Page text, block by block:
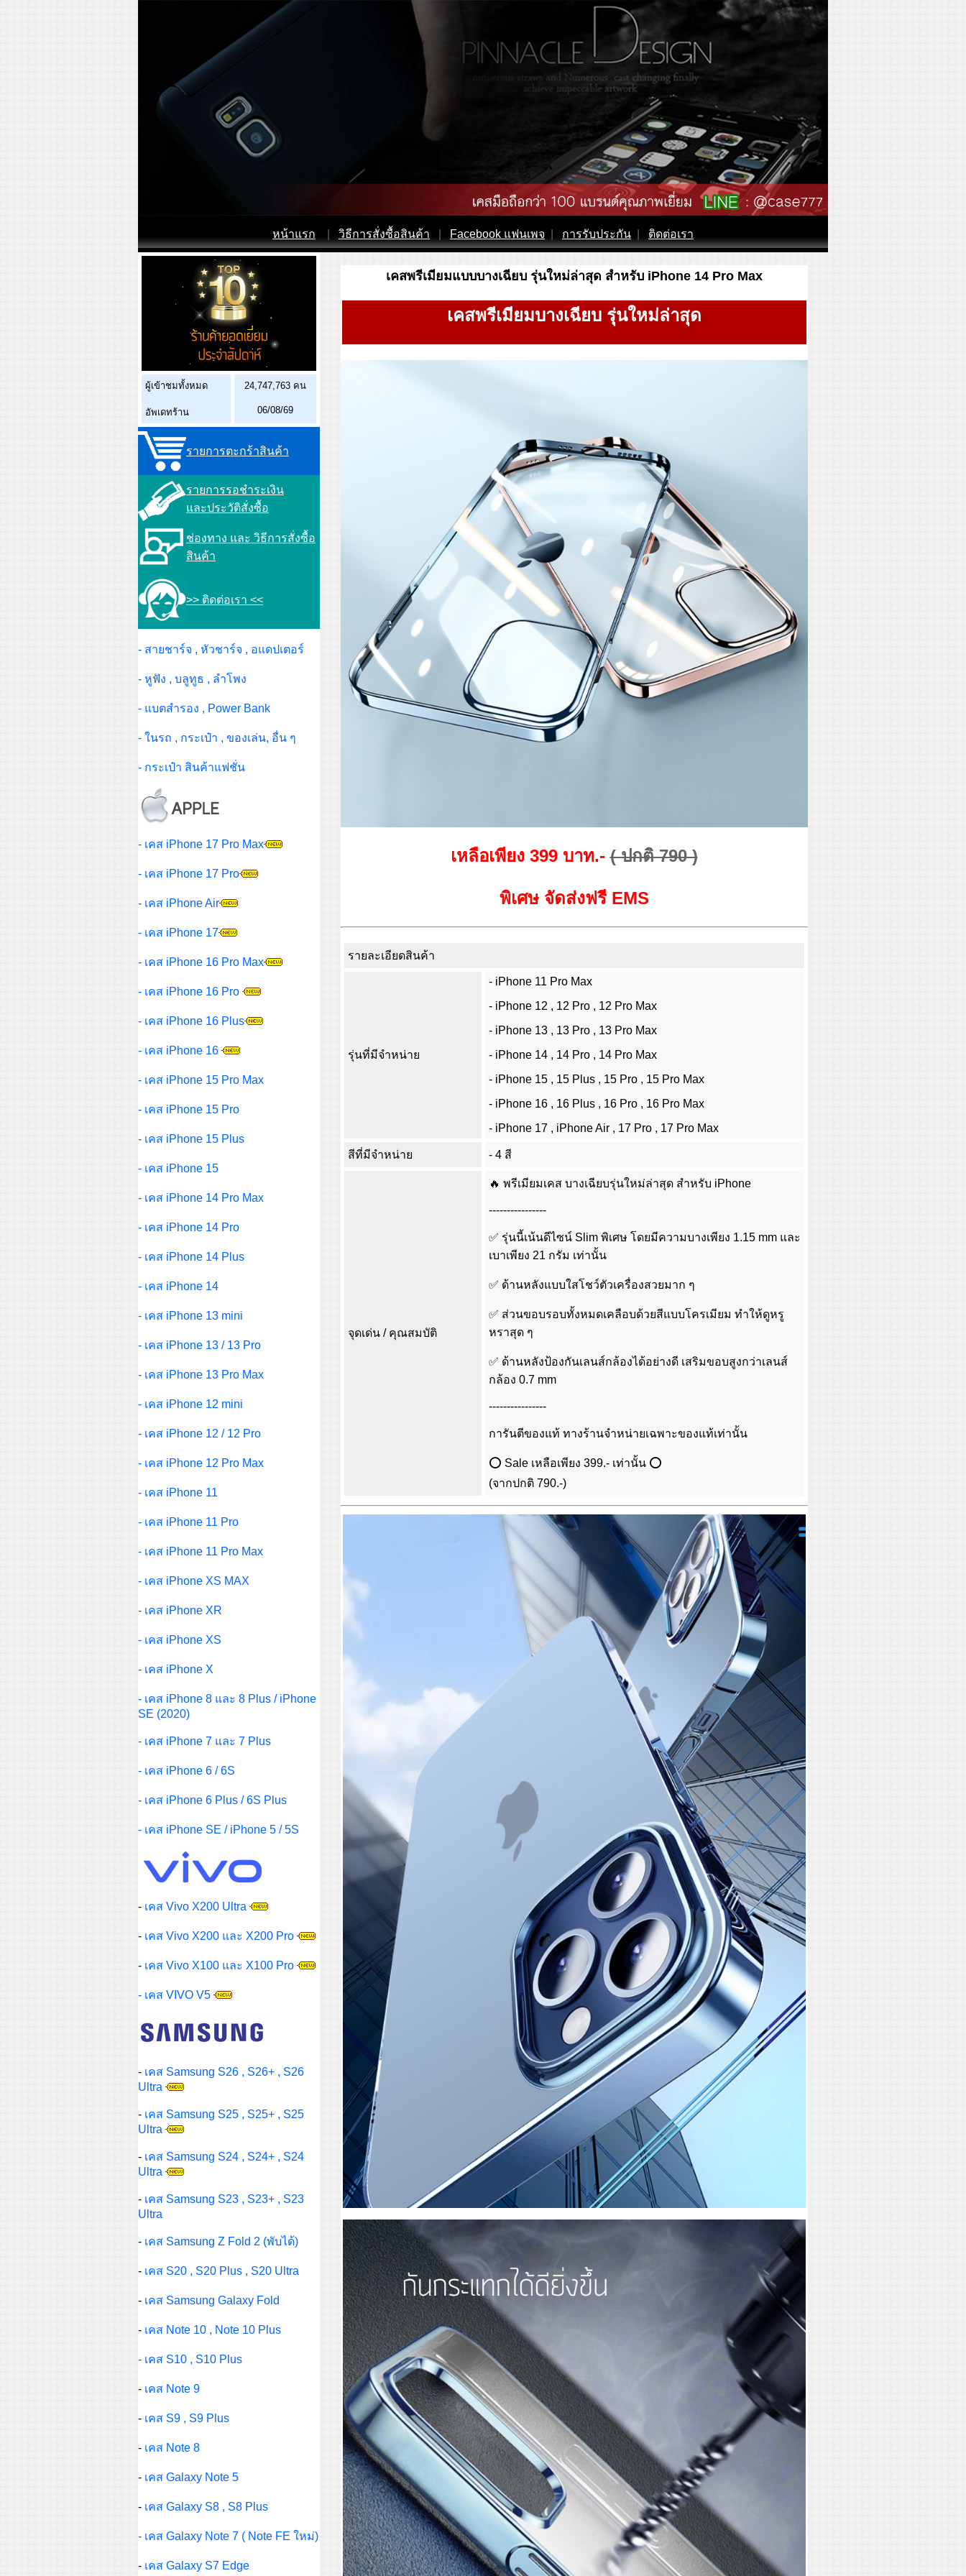
หน้าแรก วิธีการสั่งซื้อสินค้า Facebook แฟนเพจ การรับประกัน ติดต่อเรา
ผู้เข้าชมทั้งหมด
อัพเดทร้าน
24,747,763 คน
06/08/69
รายการตะกร้าสินค้า
รายการรอชำระเงิน
และประวัติสั่งซื้อ
ช่องทาง และ วิธีการสั่งซื้อ
สินค้า
>> ติดต่อเรา <<
- สายชาร์จ , หัวชาร์จ , อแดปเตอร์
- หูฟัง , บลูทูธ , ลำโพง
- แบตสำรอง , Power Bank
- ในรถ , กระเป๋า , ของเล่น, อื่น ๆ
- กระเป๋า สินค้าแฟชั่น
- เคส iPhone 17 Pro Max
- เคส iPhone 17 Pro
- เคส iPhone Air
- เคส iPhone 17
- เคส iPhone 16 Pro Max
- เคส iPhone 16 Pro
- เคส iPhone 16 Plus
- เคส iPhone 16
- เคส iPhone 15 Pro Max
- เคส iPhone 15 Pro
- เคส iPhone 15 Plus
- เคส iPhone 15
- เคส iPhone 14 Pro Max
- เคส iPhone 14 Pro
- เคส iPhone 14 Plus
- เคส iPhone 14
- เคส iPhone 13 mini
- เคส iPhone 13 / 13 Pro
- เคส iPhone 13 Pro Max
- เคส iPhone 12 mini
- เคส iPhone 12 / 12 Pro
- เคส iPhone 12 Pro Max
- เคส iPhone 11
- เคส iPhone 11 Pro
- เคส iPhone 11 Pro Max
- เคส iPhone XS MAX
- เคส iPhone XR
- เคส iPhone XS
- เคส iPhone X
- เคส iPhone 8 และ 8 Plus / iPhone
SE (2020)
- เคส iPhone 7 และ 7 Plus
- เคส iPhone 6 / 6S
- เคส iPhone 6 Plus / 6S Plus
- เคส iPhone SE / iPhone 5 / 5S
- เคส Vivo X200 Ultra
- เคส Vivo X200 และ X200 Pro
- เคส Vivo X100 และ X100 Pro
- เคส VIVO V5
- เคส Samsung S26 , S26+ , S26
Ultra
- เคส Samsung S25 , S25+ , S25
Ultra
- เคส Samsung S24 , S24+ , S24
Ultra
- เคส Samsung S23 , S23+ , S23
Ultra
- เคส Samsung Z Fold 2 (พับได้)
- เคส S20 , S20 Plus , S20 Ultra
- เคส Samsung Galaxy Fold
- เคส Note 10 , Note 10 Plus
- เคส S10 , S10 Plus
- เคส Note 9
- เคส S9 , S9 Plus
- เคส Note 8
- เคส Galaxy Note 5
- เคส Galaxy S8 , S8 Plus
- เคส Galaxy Note 7 ( Note FE ใหม่)
- เคส Galaxy S7 Edge
เคสพรีเมียมแบบบางเฉียบ รุ่นใหม่ล่าสุด สำหรับ iPhone 14 Pro Max
เคสพรีเมียมบางเฉียบ รุ่นใหม่ล่าสุด
เหลือเพียง 399 บาท.- ( ปกติ 790 )
พิเศษ จัดส่งฟรี EMS
รายละเอียดสินค้า
รุ่นที่มีจำหน่าย
- iPhone 11 Pro Max
- iPhone 12 , 12 Pro , 12 Pro Max
- iPhone 13 , 13 Pro , 13 Pro Max
- iPhone 14 , 14 Pro , 14 Pro Max
- iPhone 15 , 15 Plus , 15 Pro , 15 Pro Max
- iPhone 16 , 16 Plus , 16 Pro , 16 Pro Max
- iPhone 17 , iPhone Air , 17 Pro , 17 Pro Max
สีที่มีจำหน่าย - 4 สี
จุดเด่น / คุณสมบัติ
🔥 พรีเมียมเคส บางเฉียบรุ่นใหม่ล่าสุด สำหรับ iPhone
----------------
✅ รุ่นนี้เน้นดีไซน์ Slim พิเศษ โดยมีความบางเพียง 1.15 mm และ
เบาเพียง 21 กรัม เท่านั้น
✅ ด้านหลังแบบใสโชว์ตัวเครื่องสวยมาก ๆ
✅ ส่วนขอบรอบทั้งหมดเคลือบด้วยสีแบบโครเมียม ทำให้ดูหรู
หราสุด ๆ
✅ ด้านหลังป้องกันเลนส์กล้องได้อย่างดี เสริมขอบสูงกว่าเลนส์
กล้อง 0.7 mm
----------------
การันตีของแท้ ทางร้านจำหน่ายเฉพาะของแท้เท่านั้น
⭕ Sale เหลือเพียง 399.- เท่านั้น ⭕
(จากปกติ 790.-)